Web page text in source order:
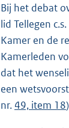
Bij het debat
lid Tellegen
Kamer en de
Kamerleden
dat het
een
nr. 49, item 18